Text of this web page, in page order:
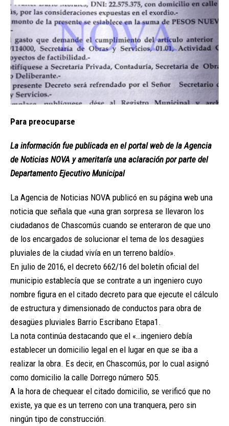
Para preocuparse
La información fue publicada en el portal web de la Agencia
de Noticias NOVA y ameritaría una aclaración por parte del
Departamento Ejecutivo Municipal
La Agencia de Noticias NOVA publicó en su página web una
noticia que señala que «una gran sorpresa se llevaron los
ciudadanos de Chascomús cuando se enteraron de que uno
de los encargados de solucionar el tema de los desagües
pluviales de la ciudad vivía en un terreno baldío».
En julio de 2016, el decreto 662/16 del boletín oficial del
municipio establecía que se contrate a un ingeniero cuyo
nombre figura en el citado decreto para que ejecute el cálculo
de estructura y dimensionado de conductos para obra de
desagües pluviales Barrio Escribano Etapa1.
La nota continúa destacando que el «…ingeniero debía
establecer un domicilio legal en el lugar en que se iba a
realizar la obra. Es decir, en Chascomús, por lo cual asignó
como domicilio la calle Dorrego número 505.
A la hora de chequear el citado domicilio, se verificó que no
existe, ya que es un terreno con una tranquera, pero sin
ningún tipo de construcción.